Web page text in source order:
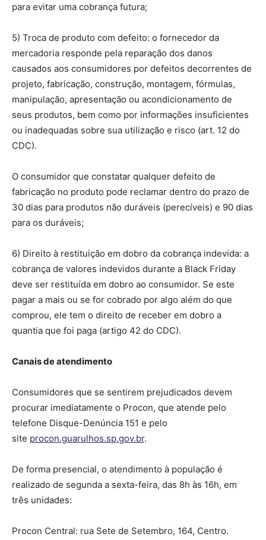
para evitar uma cobrança futura;
5) Troca de produto com defeito: o fornecedor da
mercadoria responde pela reparação dos danos
causados aos consumidores por defeitos decorrentes de
projeto, fabricação, construção, montagem, fórmulas,
manipulação, apresentação ou acondicionamento de
seus produtos, bem como por informações insuficientes
ou inadequadas sobre sua utilização e risco (art. 12 do
CDC).
O consumidor que constatar qualquer defeito de
fabricação no produto pode reclamar dentro do prazo de
30 dias para produtos não duráveis (perecíveis) e 90 dias
para os duráveis;
6) Direito à restituição em dobro da cobrança indevida: a
cobrança de valores indevidos durante a Black Friday
deve ser restituída em dobro ao consumidor. Se este
pagar a mais ou se for cobrado por algo além do que
comprou, ele tem o direito de receber em dobro a
quantia que foi paga (artigo 42 do CDC).
Canais de atendimento
Consumidores que se sentirem prejudicados devem
procurar imediatamente o Procon, que atende pelo
telefone Disque-Denúncia 151 e pelo
site procon.guarulhos.sp.gov.br.
De forma presencial, o atendimento à população é
realizado de segunda a sexta-feira, das 8h às 16h, em
três unidades:
Procon Central: rua Sete de Setembro, 164, Centro.